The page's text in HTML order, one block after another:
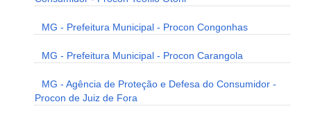
MG - Prefeitura Municipal - Procon Congonhas
MG - Prefeitura Municipal - Procon Carangola
MG - Agência de Proteção e Defesa do Consumidor -
Procon de Juiz de Fora